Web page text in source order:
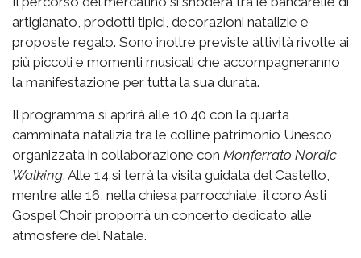
artigianato, prodotti tipici, decorazioni natalizie e
proposte regalo. Sono inoltre previste attività rivolte ai
più piccoli e momenti musicali che accompagneranno
la manifestazione per tutta la sua durata.
Il programma si aprirà alle 10.40 con la quarta
camminata natalizia tra le colline patrimonio Unesco,
organizzata in collaborazione con Monferrato Nordic
Walking. Alle 14 si terrà la visita guidata del Castello,
mentre alle 16, nella chiesa parrocchiale, il coro Asti
Gospel Choir proporrà un concerto dedicato alle
atmosfere del Natale.